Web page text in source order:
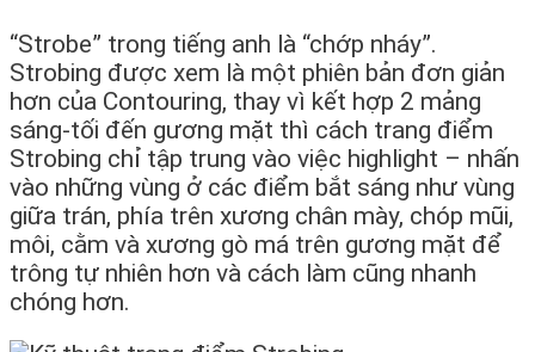
“Strobe” trong tiếng anh là “chớp nháy”.
Strobing được xem là một phiên bản đơn giản
hơn của Contouring, thay vì kết hợp 2 mảng
sáng-tối đến gương mặt thì cách trang điểm
Strobing chỉ tập trung vào việc highlight – nhấn
vào những vùng ở các điểm bắt sáng như vùng
giữa trán, phía trên xương chân mày, chóp mũi,
môi, cằm và xương gò má trên gương mặt để
trông tự nhiên hơn và cách làm cũng nhanh
chóng hơn.